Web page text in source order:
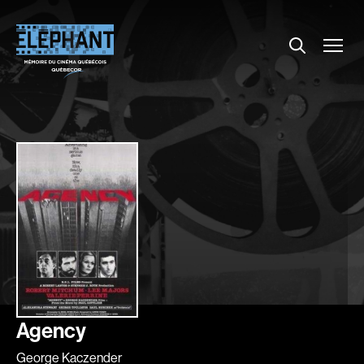
Menu
Explorer le répertoire
Projections
Entrevues
Nouvelles
À propos
Dossiers
Comment louer un film ?
Contact
FAQ
About us
Agency
George Kaczender